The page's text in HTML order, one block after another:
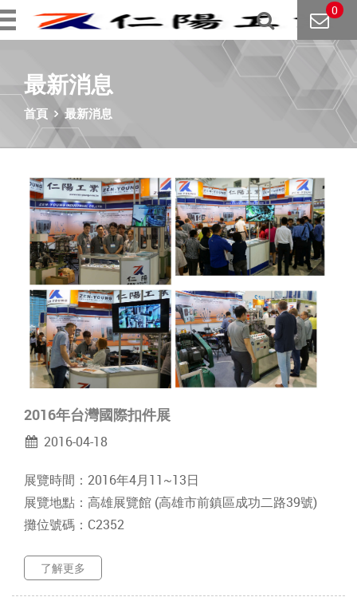
0
最新消息
首頁 最新消息
2016年台灣國際扣件展
2016-04-18
展覽時間：2016年4月11~13日
展覽地點：高雄展覽館 (高雄市前鎮區成功二路39號)
攤位號碼：C2352
了解更多